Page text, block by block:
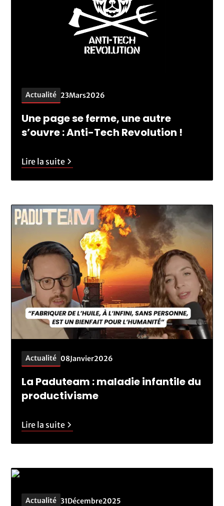
Actualité 23Mars2026
Une page se ferme, une autre
s’ouvre : Anti-Tech Revolution !
Lire la suite
Actualité 08Janvier2026
La Paduteam : maladie infantile du
productivisme
Lire la suite
Actualité 31Décembre2025